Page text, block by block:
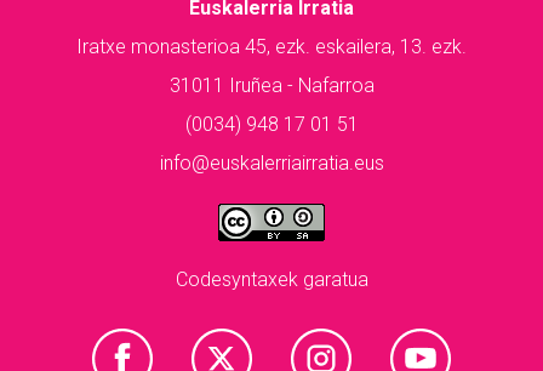
Euskalerria Irratia
Iratxe monasterioa 45, ezk. eskailera, 13. ezk.
31011 Iruñea - Nafarroa
(0034) 948 17 01 51
info@euskalerriairratia.eus
Codesyntaxek garatua